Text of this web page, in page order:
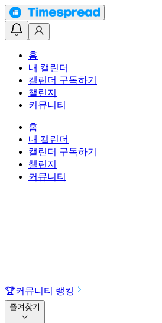
홈
내 캘린더
캘린더 구독하기
챌린지
커뮤니티
홈
내 캘린더
캘린더 구독하기
챌린지
커뮤니티
🏆커뮤니티 랭킹
즐겨찾기